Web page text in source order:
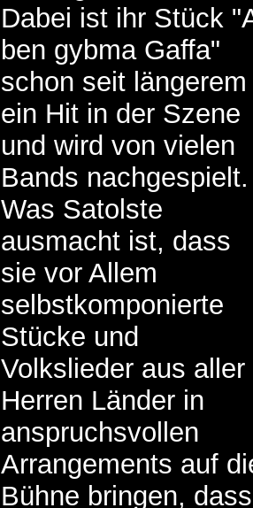
Dabei ist ihr Stück
ben gybma Gaffa"
schon seit längerem
ein Hit in der Szene
und wird von vielen
Bands nachgespielt.
Was Satolste
ausmacht ist, dass
sie vor Allem
selbstkomponierte
Stücke und
Volkslieder aus aller
Herren Länder in
anspruchsvollen
Arrangements auf
Bühne bringen, dass